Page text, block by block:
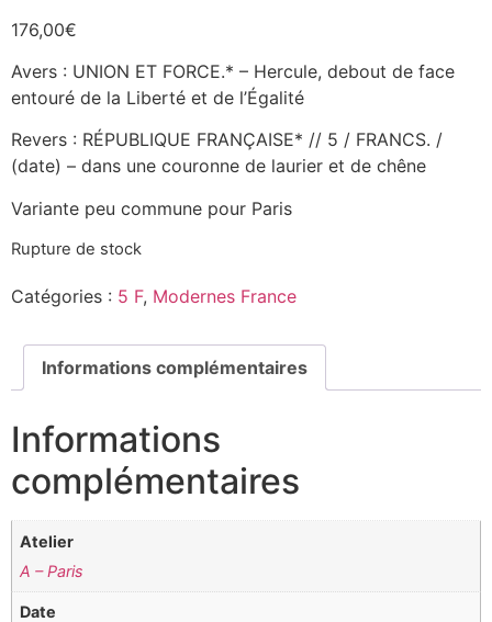
176,00€
Avers : UNION ET FORCE.* – Hercule, debout de face
entouré de la Liberté et de l’Égalité
Revers : RÉPUBLIQUE FRANÇAISE* // 5 / FRANCS. /
(date) – dans une couronne de laurier et de chêne
Variante peu commune pour Paris
Rupture de stock
Catégories : 5 F, Modernes France
Informations complémentaires
Informations
complémentaires
Atelier
A – Paris
Date